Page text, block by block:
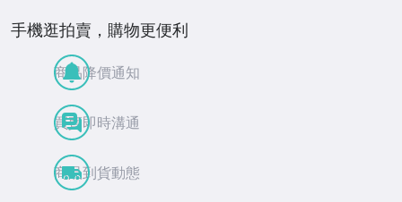
手機逛拍賣，購物更便利
商品降價通知
買賣即時溝通
商品到貨動態